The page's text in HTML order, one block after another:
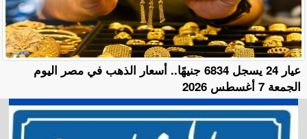
عيار 24 يسجل 6834 جنيهًا.. أسعار الذهب في مصر اليوم
الجمعة 7 أغسطس 2026